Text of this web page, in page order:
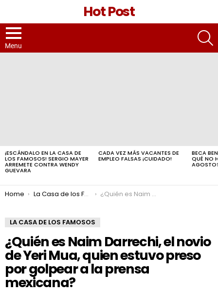
Hot Post
Menu
¡ESCÁNDALO EN LA CASA DE
LOS FAMOSOS! SERGIO MAYER
ARREMETE CONTRA WENDY
GUEVARA
CADA VEZ MÁS VACANTES DE
EMPLEO FALSAS ¡CUIDADO!
BECA
QUÉ NO
You are here:
Home La Casa de los Famosos ¿Quién es Naim Darrechi, el novio de Yeri Mua, quien estuvo preso por golpear a la prensa mexicana?
LA CASA DE LOS FAMOSOS
¿Quién es Naim Darrechi, el novio
de Yeri Mua, quien estuvo preso
por golpear a la prensa
mexicana?